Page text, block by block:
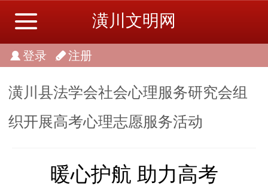
潢川文明网
登录 注册
潢川县法学会社会心理服务研究会组
织开展高考心理志愿服务活动
暖心护航 助力高考